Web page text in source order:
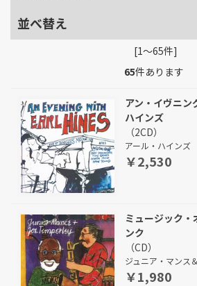
並べ替え
[1～65件]
65件あります
アン・イヴニン
ハインズ
（2CD）
アール・ハインズ
￥2,530
ミュージック
ンク
（CD）
ジュニア・マンス
￥1,980